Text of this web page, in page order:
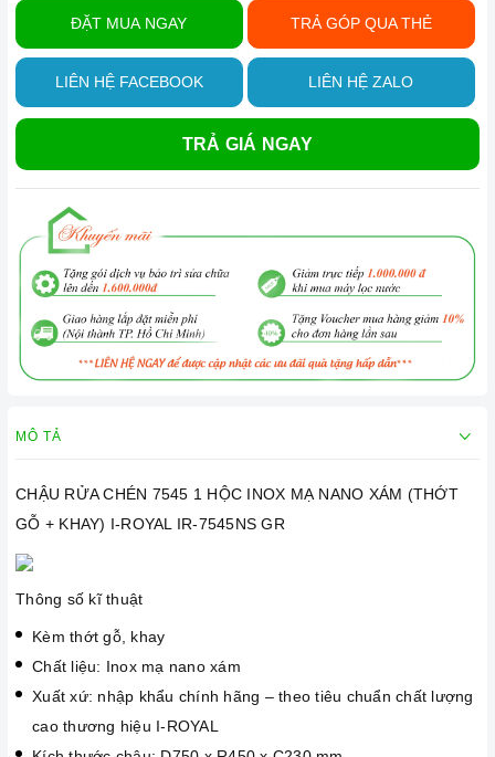
ĐẶT MUA NGAY TRẢ GÓP QUA THẺ
LIÊN HỆ FACEBOOK LIÊN HỆ ZALO
TRẢ GIÁ NGAY
MÔ TẢ
CHẬU RỬA CHÉN 7545 1 HỘC INOX MẠ NANO XÁM (THỚT
GỖ + KHAY) I-ROYAL IR-7545NS GR
Thông số kĩ thuật
Kèm thớt gỗ, khay
Chất liệu: Inox mạ nano xám
Xuất xứ: nhập khẩu chính hãng – theo tiêu chuẩn chất lượng
cao thương hiệu I-ROYAL